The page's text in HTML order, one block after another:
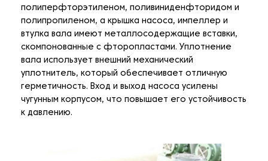
полиперфторэтиленом, поливиниденфторидом и
полипропиленом, а крышка насоса, импеллер и
втулка вала имеют металлосодержащие вставки,
скомпонованные с фторопластами. Уплотнение
вала использует внешний механический
уплотнитель, который обеспечивает отличную
герметичность. Вход и выход насоса усилены
чугунным корпусом, что повышает его устойчивость
к давлению.